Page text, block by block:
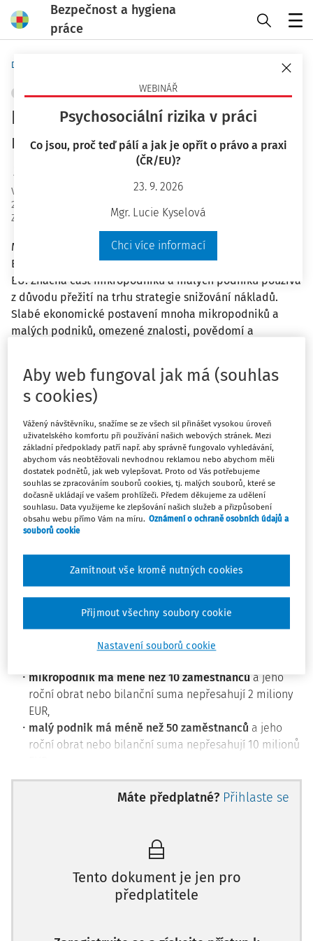
Bezpečnost a hygiena
práce
WEBINÁŘ
Psychosociální rizika v práci
Co jsou, proč teď pálí a jak je opřít o právo a praxi
(ČR/EU)?
23. 9. 2026
Mgr. Lucie Kyselová
Chci více informací
Domů
ŘÍZENÍ RIZIK + PŘIDAT VLASTNÍ
Nové příležitosti a výzvy pro
mikropodniky a malé podniky
Vydáno
27 minut čtení
Zdroj
Bezpečnost a hygiena práce 5/2022
Mikropodniky a malé podniky tvoří téměř 99 % podniků v
Evropské unii a zaměstnávají téměř 50 % pracovníků v
EU. Značná část mikropodniků a malých podniků používá
z důvodu přežití na trhu strategie snižování nákladů.
Slabé ekonomické postavení mnoha mikropodniků a
malých podniků, omezené znalosti, povědomí a
mohou ovlivňovat způsob zajištění bezpečnosti a
ochrany zdraví na jejich pracovištích. Mnoho pracovníků,
kteří jsou v těchto podnicích zaměstnaní, s největší
nižší kvalitě pracovních míst a poměrně větším rizikům
pro zdraví, bezpečnost a pohodu při práci. [1]
1. Příležitosti a výzvy pro
mikropodniky a malé podniky
podnicích může být často opomíjena, jelikož tento typ
organizací, na rozdíl od velkých společností, většinou
nemá dostatečné personální a finanční zdroje vyčleněné
pro tuto oblast.
Doporučení Komise 2003/361/ES definuje mikropodniky a
malé podniky následovně:
mikropodnik má méně než 10 zaměstnanců a jeho
roční obrat nebo bilanční suma nepřesahují 2 miliony
EUR,
malý podnik má méně než 50 zaměstnanců a jeho
roční obrat nebo bilanční suma nepřesahují 10 milionů
Strategický rámec EU pro BOZP
zaujímá tripartitní přístup, zahrnuje orgány EU, členské
zaměřuje se na tři hlavní priority:
Máte předplatné? Přihlaste se
Tento dokument je jen pro
předplatitele
Aby web fungoval jak má (souhlas
s cookies)
Vážený návštěvníku, snažíme se ze všech sil přinášet vysokou úroveň
uživatelského komfortu při používání našich webových stránek. Mezi
základní předpoklady patří např. aby správně fungovalo vyhledávání,
abychom vás neobtěžovali nevhodnou reklamou nebo abychom měli
dostatek podnětů, jak web vylepšovat. Proto od Vás potřebujeme
souhlas se zpracováním souborů cookies, tj. malých souborů, které se
dočasně ukládají ve vašem prohlížeči. Předem děkujeme za udělení
souhlasu. Data využijeme ke zlepšování našich služeb a přizpůsobení
obsahu webu přímo Vám na míru. Oznámení o ochraně osobních údajů a
souborů cookie
Nastavení souborů cookie
Zamítnout vše kromě nutných cookies
Přijmout všechny soubory cookie